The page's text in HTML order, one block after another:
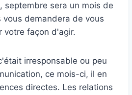
septembre sera un mois de
vous demandera de vous
votre façon d'agir.
irresponsable ou peu
ce mois-ci, il en
directes. Les relations